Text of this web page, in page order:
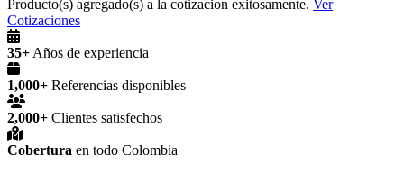
Producto(s) agregado(s) a la cotizacion exitosamente. Ver
Cotizaciones
35+ Años de experiencia
1,000+ Referencias disponibles
2,000+ Clientes satisfechos
Cobertura en todo Colombia